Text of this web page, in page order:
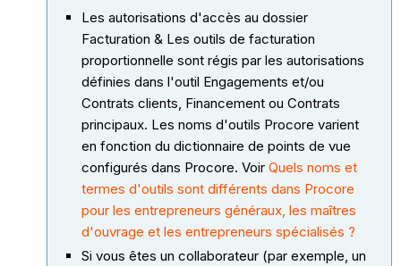
Les autorisations d'accès au dossier
Facturation & Les outils de facturation
proportionnelle sont régis par les autorisations
définies dans l'outil Engagements et/ou
Contrats clients, Financement ou Contrats
principaux. Les noms d'outils Procore varient
en fonction du dictionnaire de points de vue
configurés dans Procore. VoirQuels noms et
termes d'outils sont différents dans Procore
pour les entrepreneurs généraux, les maîtres
d'ouvrage et les entrepreneurs spécialisés ?
Si vous êtes un collaborateur (par exemple, un